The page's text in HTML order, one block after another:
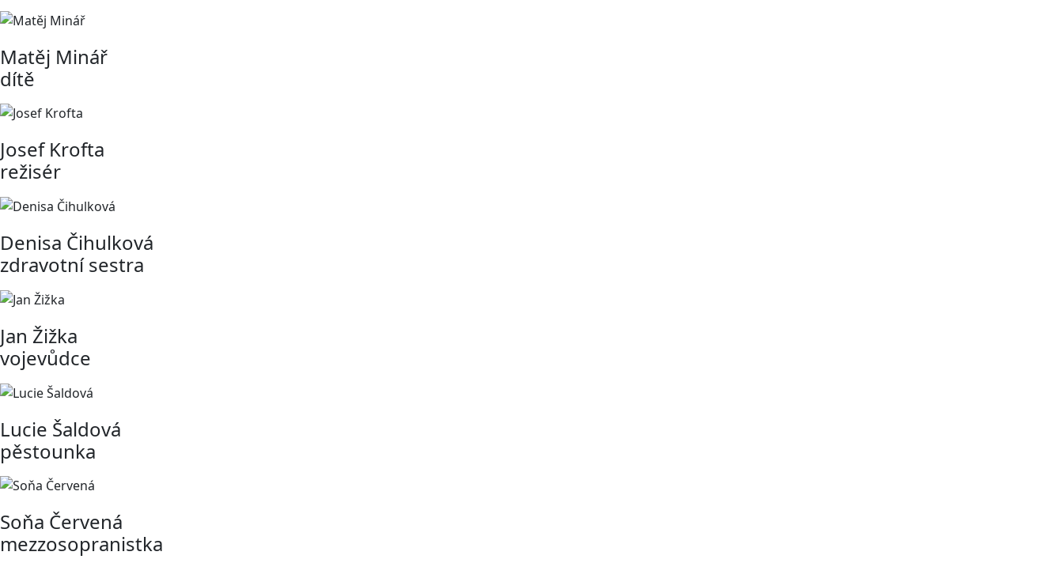
Matěj Minář
dítě
Josef Krofta
režisér
Denisa Čihulková
zdravotní sestra
Jan Žižka
vojevůdce
Lucie Šaldová
pěstounka
Soňa Červená
mezzosopranistka